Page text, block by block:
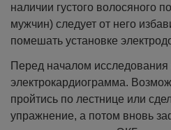
наличии густого волосяного
мужчин) следует от него
помешать установке
Перед началом исследования
электрокардиограмма.
пройтись по лестнице или
упражнение, а потом вновь